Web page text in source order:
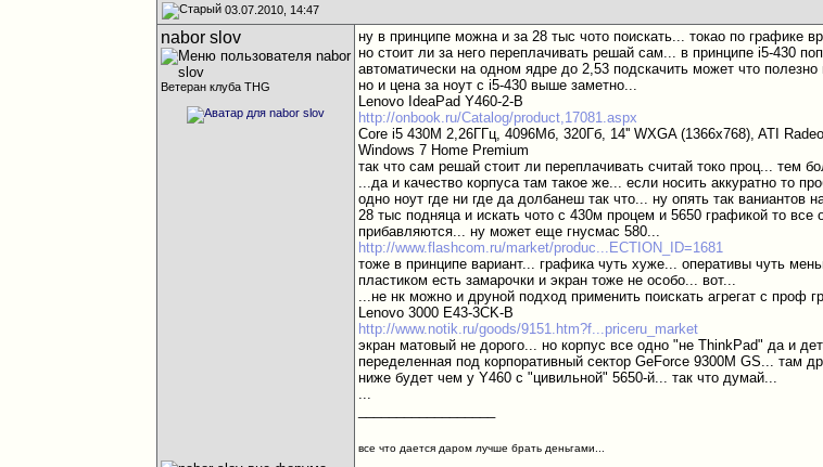
03.07.2010, 14:47
nabor slov
Ветеран клуба THG
ну в принципе можна и за 28 тыс чото поискать... токао по графике
но стоит ли за него переплачивать решай сам... в принципе i5-430
автоматически на одном ядре до 2,53 подскачить может что
но и цена за ноут с i5-430 выше заметно...
Lenovo IdeaPad Y460-2-B
http://onbook.ru/Catalog/product,17081.aspx
Core i5 430M 2,26ГГц, 4096Мб, 320Гб, 14'' WXGA (1366x768), ATI
Windows 7 Home Premium
так что сам решай стоит ли переплачивать считай токо проц... тем
...да и качество корпуса там такое же... если носить аккуратно то
одно ноут где ни где да долбанеш так что... ну опять так
28 тыс подняца и искать чото с 430м процем и 5650 графикой то
прибавляются... ну может еще гнусмас 580...
http://www.flashcom.ru/market/produc...ECTION_ID=1681
тоже в принципе вариант... графика чуть хуже... оперативы чуть
пластиком есть замарочки и экран тоже не особо... вот...
...не нк можно и друной подход применить поискать агрегат с проф
Lenovo 3000 E43-3CK-B
http://www.notik.ru/goods/9151.htm?f...priceru_market
экран матовый не дорого... но корпус все одно "не ThinkPad" да и
переделенная под корпоративный сектор GeForce 9300M GS... там
ниже будет чем у Y460 с "цивильной" 5650-й... так что думай...
...
все что дается даром лучше брать деньгами...